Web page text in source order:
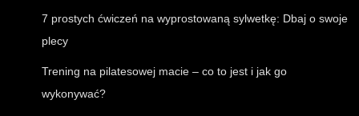
7 prostych ćwiczeń na wyprostowaną sylwetkę: Dbaj o swoje
plecy
Trening na pilatesowej macie – co to jest i jak go
wykonywać?